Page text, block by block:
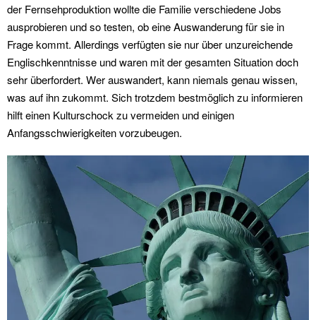
der Fernsehproduktion wollte die Familie verschiedene Jobs
ausprobieren und so testen, ob eine Auswanderung für sie in
Frage kommt. Allerdings verfügten sie nur über unzureichende
Englischkenntnisse und waren mit der gesamten Situation doch
sehr überfordert. Wer auswandert, kann niemals genau wissen,
was auf ihn zukommt. Sich trotzdem bestmöglich zu informieren
hilft einen Kulturschock zu vermeiden und einigen
Anfangsschwierigkeiten vorzubeugen.